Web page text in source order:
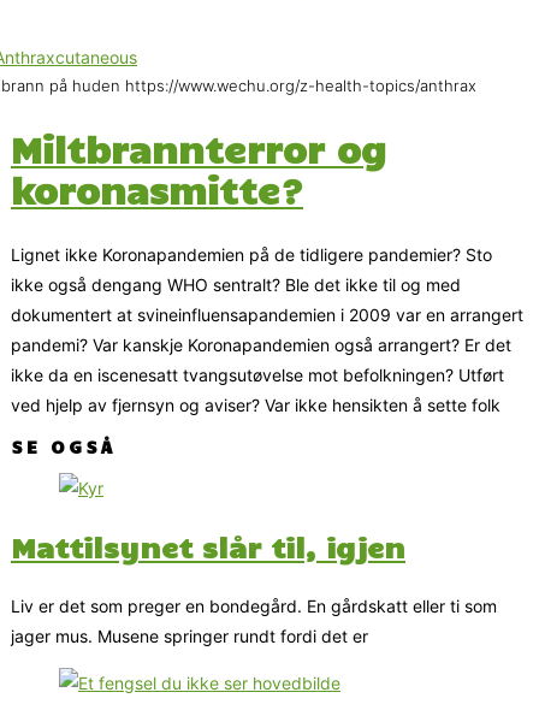
på huden https://www.wechu.org/z-health-topics/anthrax
Miltbrannterror og
koronasmitte?
Lignet ikke Koronapandemien på de tidligere pandemier? Sto
ikke også dengang WHO sentralt? Ble det ikke til og med
dokumentert at svineinfluensapandemien i 2009 var en arrangert
pandemi? Var kanskje Koronapandemien også arrangert? Er det
ikke da en iscenesatt tvangsutøvelse mot befolkningen? Utført
ved hjelp av fjernsyn og aviser? Var ikke hensikten å sette folk
SE OGSÅ
Mattilsynet slår til, igjen
Liv er det som preger en bondegård. En gårdskatt eller ti som
jager mus. Musene springer rundt fordi det er